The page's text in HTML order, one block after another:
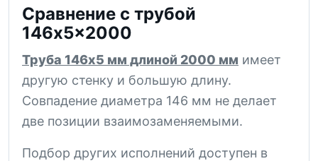
Сравнение с трубой
146x5x2000
Труба 146x5 мм длиной 2000 мм имеет
другую стенку и большую длину.
Совпадение диаметра 146 мм не делает
две позиции взаимозаменяемыми.
Подбор других исполнений доступен в